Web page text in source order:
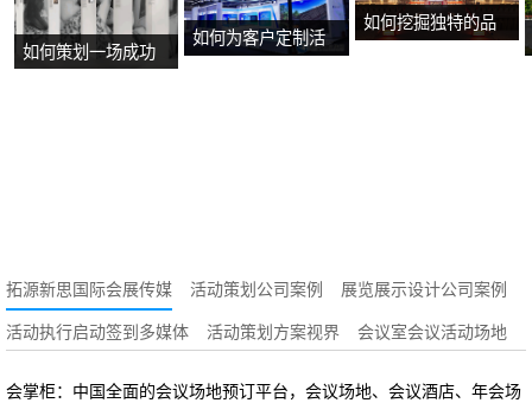
如何策划一场成功
如何为客户定制活
如何挖掘独特的品
拓源新思国际会展传媒 活动策划公司案例
展览展示设计公司案例
活动执行启动签到多媒体
活动策划方案视界 会议室会议活动场地
会掌柜：中国全面的会议场地预订平台，会议场地、会议酒店、年会场